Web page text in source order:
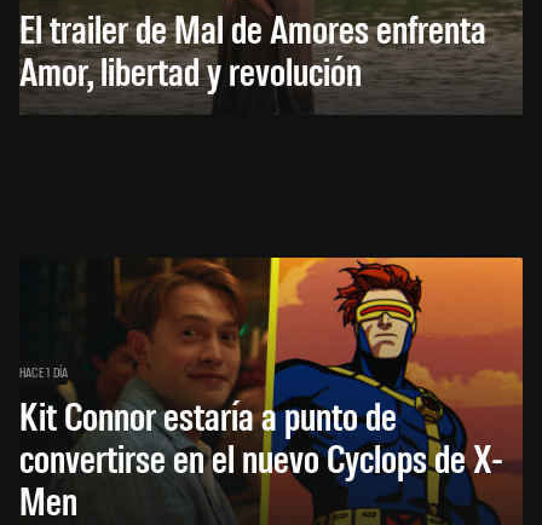
El trailer de Mal de Amores enfrenta
Amor, libertad y revolución
HACE 1 DÍA
Kit Connor estaría a punto de
convertirse en el nuevo Cyclops de X-
Men